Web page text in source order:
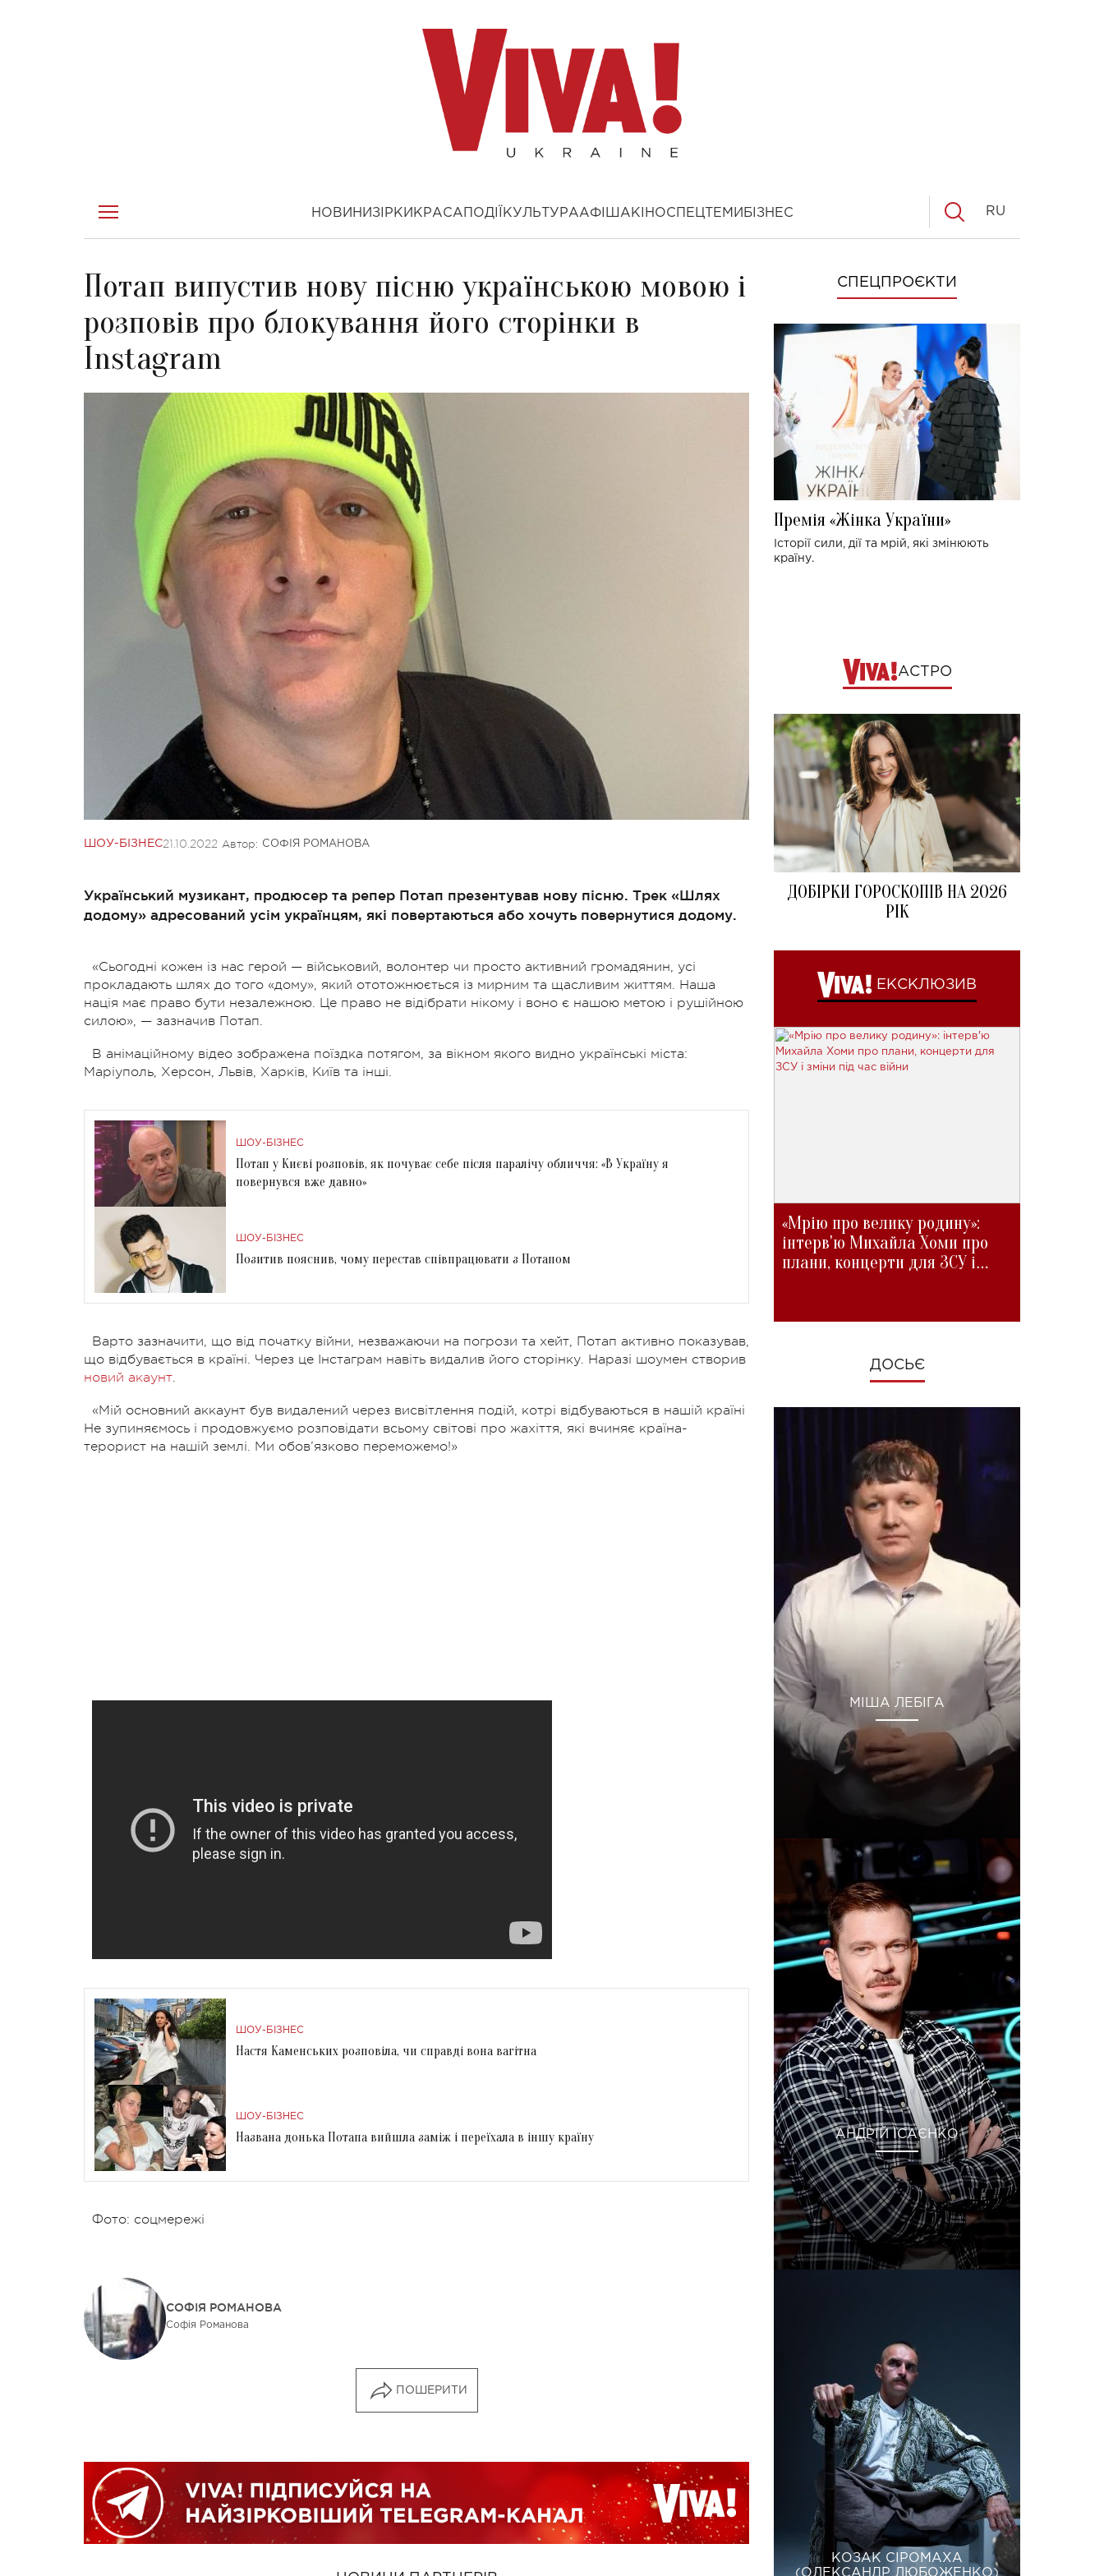
НОВИНИ ЗІРКИ КРАСА ПОДІЇ КУЛЬТУРААФІША КІНОСПЕЦТЕМИ БІЗНЕС RU
Потап випустив нову пісню українською мовою і
розповів про блокування його сторінки в
Instagram
ШОУ-БІЗНЕС21.10.2022 Автор: СОФІЯ РОМАНОВА
Український музикант, продюсер та репер Потап презентував нову пісню. Трек «Шлях
додому» адресований усім українцям, які повертаються або хочуть повернутися додому.
«Сьогодні кожен із нас герой — військовий, волонтер чи просто активний громадянин, усі
прокладають шлях до того «дому», який ототожнюється із мирним та щасливим життям. Наша
нація має право бути незалежною. Це право не відібрати нікому і воно є нашою метою і рушійною
силою», — зазначив Потап.
В анімаційному відео зображена поїздка потягом, за вікном якого видно українські міста:
Маріуполь, Херсон, Львів, Харків, Київ та інші.
ШОУ-БІЗНЕС
Потап у Києві розповів, як почуває себе після паралічу обличчя: «В Україну я
повернувся вже давно»
ШОУ-БІЗНЕС
Позитив пояснив, чому перестав співпрацювати з Потапом
Варто зазначити, що від початку війни, незважаючи на погрози та хейт, Потап активно показував,
що відбувається в країні. Через це Інстаграм навіть видалив його сторінку. Наразі шоумен створив
новий акаунт.
«Мій основний аккаунт був видалений через висвітлення подій, котрі відбуваються в нашій країні
Не зупиняємось і продовжуємо розповідати всьому світові про жахіття, які вчиняє країна-
терорист на нашій землі. Ми обов’язково переможемо!»
ШОУ-БІЗНЕС
Настя Каменських розповіла, чи справді вона вагітна
ШОУ-БІЗНЕС
Названа донька Потапа вийшла заміж і переїхала в іншу країну
Фото: соцмережі
СОФІЯ РОМАНОВА
Софія Романова
ПОШЕРИТИ
СПЕЦПРОЄКТИ
Премія «Жінка України»
Історії сили, дії та мрій, які змінюють
країну.
АСТРО
ДОБІРКИ ГОРОСКОПІВ НА 2026
РІК
ЕКСКЛЮЗИВ
«Мрію про велику родину»:
інтерв'ю Михайла Хоми про
плани, концерти для ЗСУ і
ДОСЬЄ
МІША ЛЕБІГА
АНДРІЙ ІСАЄНКО
КОЗАК СІРОМАХА
(ОЛЕКСАНДР ЛЮБОЖЕНКО)